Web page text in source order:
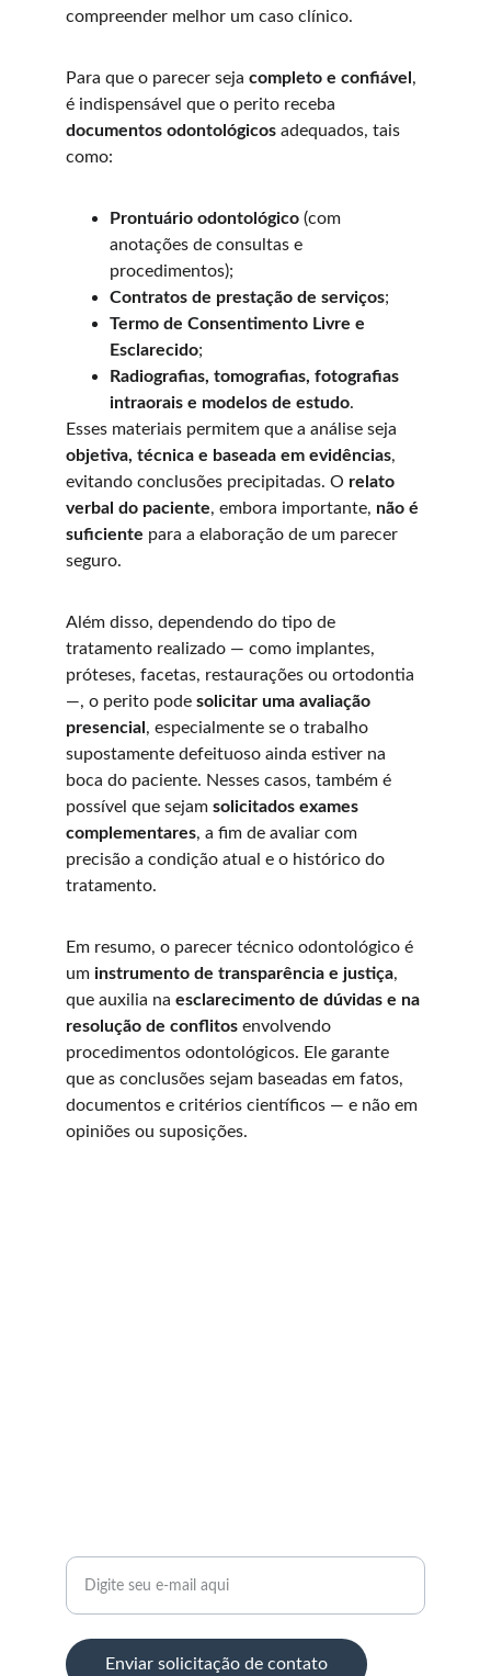
compreender melhor um caso clínico.
Para que o parecer seja completo e confiável ,
é indispensável que o perito receba
documentos odontológicos adequados, tais
como:
Prontuário odontológico (com
anotações de consultas e
procedimentos);
Contratos de prestação de serviços;
Termo de Consentimento Livre e
Esclarecido;
Radiografias, tomografias, fotografias
intraorais e modelos de estudo.
Esses materiais permitem que a análise seja
objetiva, técnica e baseada em evidências,
evitando conclusões precipitadas. O relato
verbal do paciente, embora importante, não é
suficiente para a elaboração de um parecer
seguro.
Além disso, dependendo do tipo de
tratamento realizado — como implantes,
próteses, facetas, restaurações ou ortodontia
—, o perito pode solicitar uma avaliação
presencial , especialmente se o trabalho
supostamente defeituoso ainda estiver na
boca do paciente. Nesses casos, também é
possível que sejam solicitados exames
complementares, a fim de avaliar com
precisão a condição atual e o histórico do
tratamento.
Em resumo, o parecer técnico odontológico é
um instrumento de transparência e justiça,
que auxilia na esclarecimento de dúvidas e na
resolução de conflitos envolvendo
procedimentos odontológicos. Ele garante
que as conclusões sejam baseadas em fatos,
documentos e critérios científicos — e não em
opiniões ou suposições.
Enviar solicitação de contato